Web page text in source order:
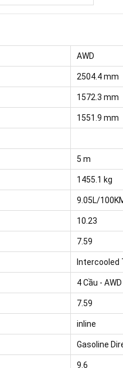
AWD
2504.4 mm
1572.3 mm
1551.9 mm
5 m
1455.1 kg
9.05L/
10.23
7.59
Intercooled
4 Cầu - AWD
7.59
inline
Gasoline
9.6